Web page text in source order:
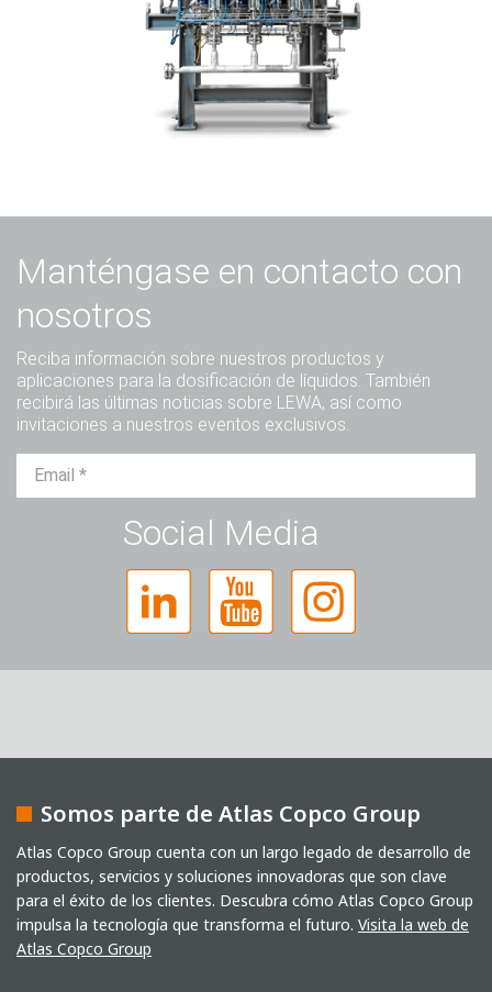
Manténgase en contacto con
nosotros
Reciba información sobre nuestros productos y
aplicaciones para la dosificación de líquidos. También
recibirá las últimas noticias sobre LEWA, así como
invitaciones a nuestros eventos exclusivos.
Sra. Diverso
Captcha
Verificación Anti-Robot
Haga clic para iniciar la verificación
He leído la política de privacidad. Autorizo el
Social Media
Somos parte de Atlas Copco Group
Atlas Copco Group cuenta con un largo legado de desarrollo de
productos, servicios y soluciones innovadoras que son clave
para el éxito de los clientes. Descubra cómo Atlas Copco Group
impulsa la tecnología que transforma el futuro. Visita la web de
Atlas Copco Group